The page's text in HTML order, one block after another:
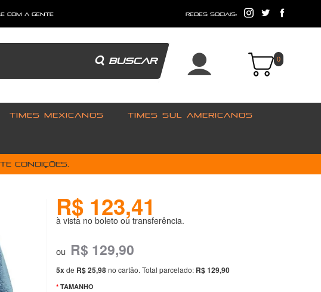
com a gente redes sociais:
BUSCAR 0
TIMES MEXICANOS TIMES SUL AMERICANOS
condições.
R$ 123,41
à vista no boleto ou transferência.
ou R$ 129,90
5xde R$ 25,98no cartão. Total parcelado: R$ 129,90
TAMANHO